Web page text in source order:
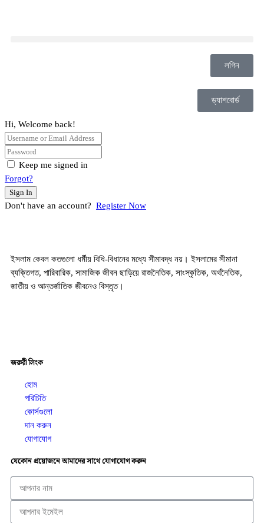
লগিন
ড্যাশবোর্ড
Hi, Welcome back!
Keep me signed in
Forgot?
Sign In
Don't have an account? Register Now
ইসলাম কেবল কতগুলো ধর্মীয় বিধি-বিধানের মধ্যে সীমাবদ্ধ নয়। ইসলামের সীমানা
ব্যক্তিগত, পারিবারিক, সামাজিক জীবন ছাড়িয়ে রাজনৈতিক, সাংস্কৃতিক, অর্থনৈতিক,
জাতীয় ও আন্তর্জাতিক জীবনেও বিস্তৃত।
জরুরী লিংক
হোম
পরিচিতি
কোর্সগুলো
দান করুন
যোগাযোগ
যেকোন প্রয়োজনে আমাদের সাথে যোগাযোগ করুন